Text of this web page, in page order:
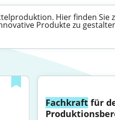
Hier finden Sie
Produkte zu
Fachkraft für